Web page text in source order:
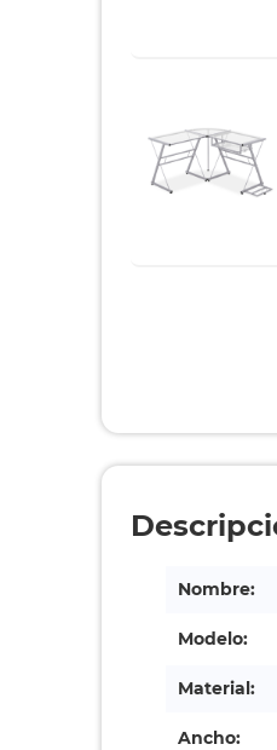
Nombre:
Modelo:
Material:
Ancho: